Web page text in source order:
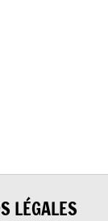
LÉGALES